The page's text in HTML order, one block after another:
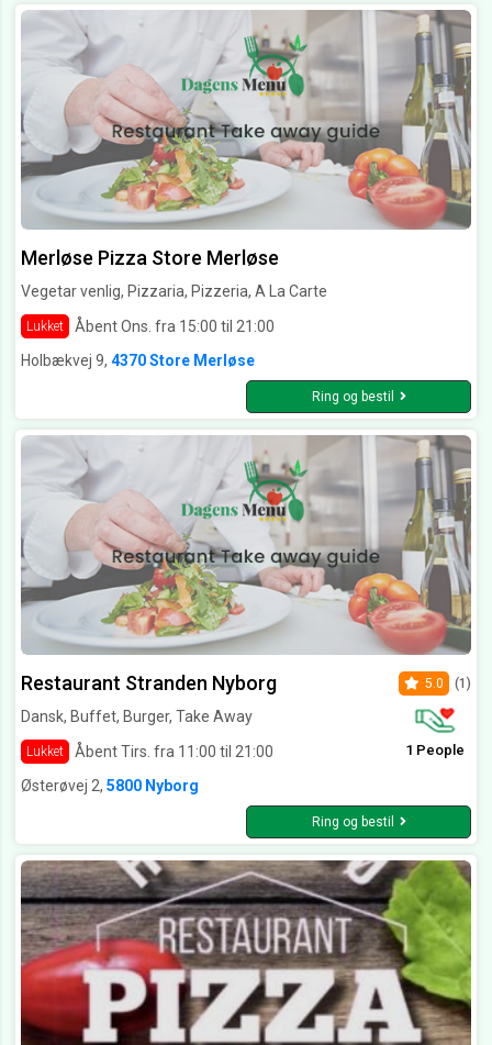
Merløse Pizza Store Merløse
Vegetar venlig, Pizzaria, Pizzeria, A La Carte
Lukket
Åbent Ons. fra 15:00 til 21:00
Holbækvej 9, 4370 Store Merløse
Ring og bestil
Restaurant Stranden Nyborg
Dansk, Buffet, Burger, Take Away
Lukket Åbent Tirs. fra 11:00 til 21:00
5.0 (1)
1 People
Østerøvej 2, 5800 Nyborg
Ring og bestil